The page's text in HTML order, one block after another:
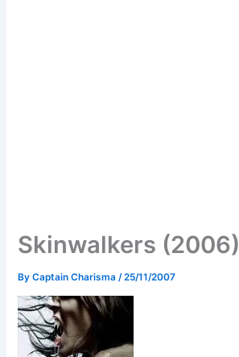
Skinwalkers (2006)
ByCaptain Charisma /25/11/2007